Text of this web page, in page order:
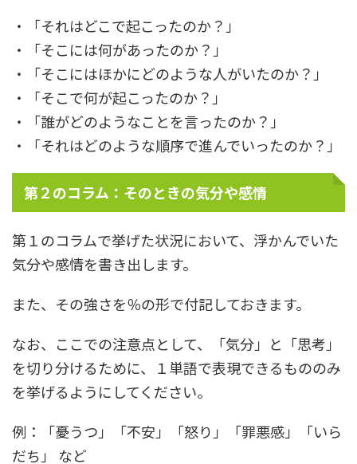
・「それはどこで起こったのか？」
・「そこには何があったのか？」
・「そこにはほかにどのような人がいたのか？」
・「そこで何が起こったのか？」
・「誰がどのようなことを言ったのか？」
・「それはどのような順序で進んでいったのか？」
第２のコラム：そのときの気分や感情
第１のコラムで挙げた状況において、浮かんでいた
気分や感情を書き出します。
また、その強さを％の形で付記しておきます。
なお、ここでの注意点として、「気分」と「思考」
を切り分けるために、１単語で表現できるもののみ
を挙げるようにしてください。
例：「憂うつ」「不安」「怒り」「罪悪感」「いら
だち」 など